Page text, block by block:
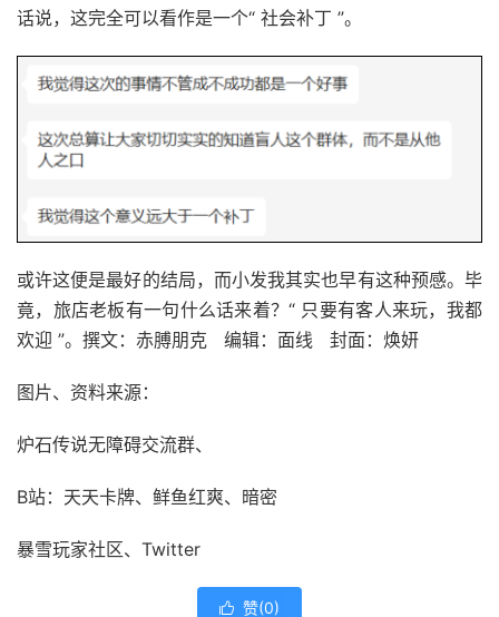
话说，这完全可以看作是一个“ 社会补丁 ”。
或许这便是最好的结局，而小发我其实也早有这种预感。毕
竟，旅店老板有一句什么话来着？“ 只要有客人来玩，我都
欢迎 ”。撰文：赤膊朋克 编辑：面线 封面：焕妍
图片、资料来源：
炉石传说无障碍交流群、
B站：天天卡牌、鲜鱼红爽、暗密
暴雪玩家社区、Twitter
 赞(0)